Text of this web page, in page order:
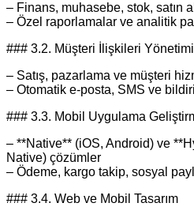
– Finans, muhasebe, stok, satın
– Özel raporlamalar ve analitik
### 3.2. Müşteri İlişkileri
– Satış, pazarlama ve müşteri
– Otomatik e‑posta, SMS ve
### 3.3. Mobil Uygulama
– **Native** (iOS, Android) ve
Native) çözümler
– Ödeme, kargo takip, sosyal
### 3.4. Web ve Mobil Tasarım